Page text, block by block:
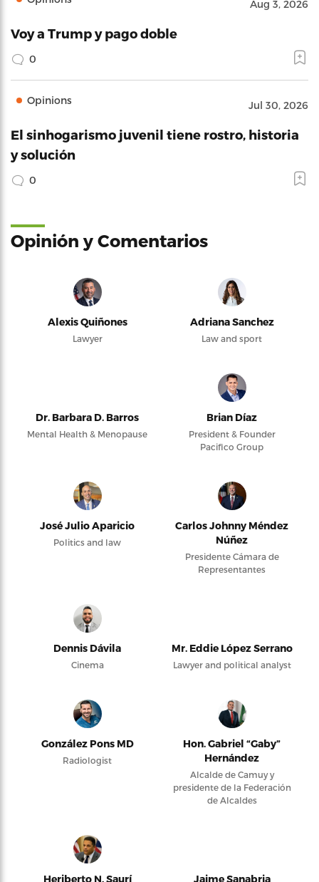
Aug 3, 2026
Voy a Trump y pago doble
0
Opinions Jul 30, 2026
El sinhogarismo juvenil tiene rostro, historia
y solución
0
Opinión y Comentarios
Alexis Quiñones
Lawyer
Adriana Sanchez
Law and sport
Dr. Barbara D. Barros
Mental Health & Menopause
Brian Díaz
President & Founder
Pacifico Group
José Julio Aparicio
Politics and law
Carlos Johnny Méndez
Núñez
Presidente Cámara de
Representantes
Dennis Dávila
Cinema
Mr. Eddie López Serrano
Lawyer and political analyst
González Pons MD
Radiologist
Hon. Gabriel “Gaby”
Hernández
Alcalde de Camuy y
presidente de la Federación
de Alcaldes
Heriberto N. Saurí Jaime Sanabria